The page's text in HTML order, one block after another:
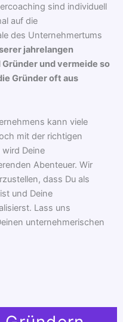
sind individuell
auf die
des Unternehmertums
jahrelangen
und vermeide so
Gründer oft aus
kann viele
mit der richtigen
Deine
Abenteuer. Wir
dass Du als
und Deine
Lass uns
unternehmerischen